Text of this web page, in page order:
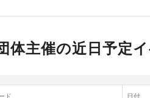
体主催の近日予定
ド 日付